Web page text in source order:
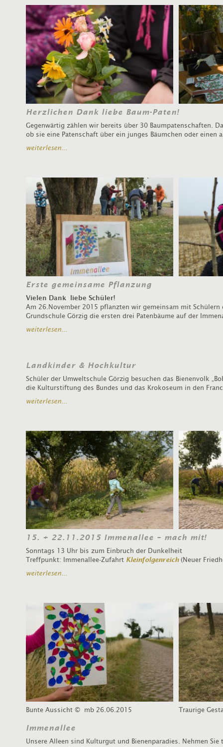
Herzlichen Dank liebe Baum-Paten!
Gegenwärtig zählen wir bereits über 30 Baumpatenschaften.
ob sie eine Patenschaft über ein junges Bäumchen oder einen
weiterlesen...
Erste gemeinsame Pflanzung
Vielen Dank liebe Schüler!
Am 26.November 2015 pflanzten wir gemeinsam mit Schülern
Grundschule Görzig die ersten drei Patenbäume auf der
weiterlesen...
Landkinder & Hochkultur
Schüler der Umweltschule Görzig besuchen das Bienenvolk
die Kulturstiftung des Bundes und das Krokoseum in den
weiterlesen...
15. + 22.11.2015 Immenallee – mach mit!
Sonntags 13 Uhr bis zum Einbruch der Dunkelheit
Treffpunkt: Immenallee-Zufahrt Kleinfolgenreich(Neuer
weiterlesen...
Bunte Aussicht © mb 26.06.2015 Traurige
Immenallee
Unsere Alleen sind Kulturgut und Bienenparadies. Nehmen Sie